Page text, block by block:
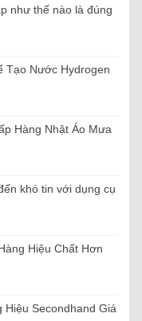
như thế nào là đúng
Tạo Nước Hydrogen
Hàng Nhật Áo Mưa
khó tin với dụng cụ
Hiệu Chất Hơn
Hiệu Secondhand Giá